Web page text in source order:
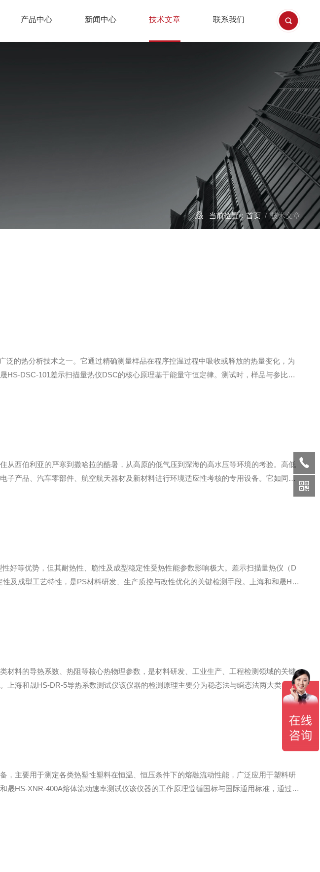
产品中心 新闻中心 技术文章 联系我们
当前位置：首页/ 技术文章
泛的热分析技术之一。它通过精确测量样品在程序控温过程中吸收或释放的热量变化，为
DSC-101差示扫描量热仪DSC的核心原理基于能量守恒定律。测试时，样品与参比物
从西伯利亚的严寒到撒哈拉的酷暑，从高原的低气压到深海的高水压等环境的考验。高低
产品、汽车零部件、航空航天器材及新材料进行环境适应性考核的专用设备。它如同一
好等优势，但其耐热性、脆性及成型稳定性受热性能参数影响极大。差示扫描量热仪（D
及成型工艺特性，是PS材料研发、生产质控与改性优化的关键检测手段。上海和和晟HS-
材料的导热系数、热阻等核心热物理参数，是材料研发、工业生产、工程检测领域的关键
上海和晟HS-DR-5导热系数测试仪该仪器的检测原理主要分为稳态法与瞬态法两大类。稳
统达到热平衡后，依据傅里叶热传导定律计算导热系数，数据精准、稳定性高，契合国标
，主要用于测定各类热塑性塑料在恒温、恒压条件下的熔融流动性能，广泛应用于塑料研
晟HS-XNR-400A熔体流动速率测试仪该仪器的工作原理遵循国标与国际通用标准，通过模